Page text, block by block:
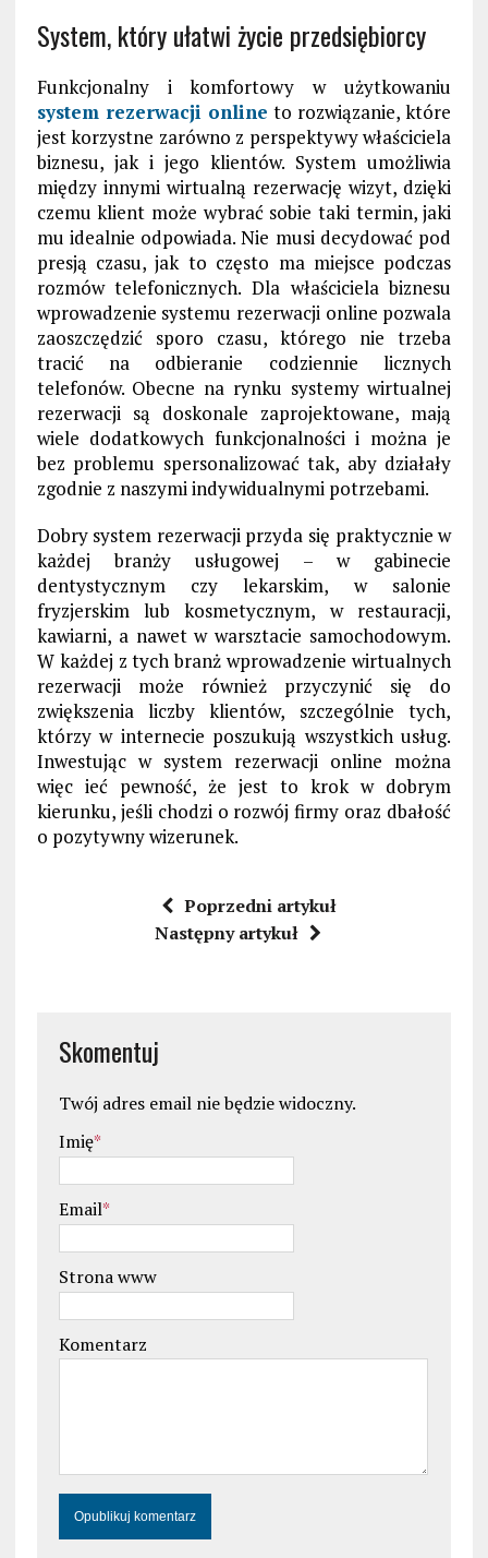
System, który ułatwi życie przedsiębiorcy
Funkcjonalny i komfortowy w użytkowaniu
system rezerwacji online to rozwiązanie, które
jest korzystne zarówno z perspektywy właściciela
biznesu, jak i jego klientów. System umożliwia
między innymi wirtualną rezerwację wizyt, dzięki
czemu klient może wybrać sobie taki termin, jaki
mu idealnie odpowiada. Nie musi decydować pod
presją czasu, jak to często ma miejsce podczas
rozmów telefonicznych. Dla właściciela biznesu
wprowadzenie systemu rezerwacji online pozwala
zaoszczędzić sporo czasu, którego nie trzeba
tracić na odbieranie codziennie licznych
telefonów. Obecne na rynku systemy wirtualnej
rezerwacji są doskonale zaprojektowane, mają
wiele dodatkowych funkcjonalności i można je
bez problemu spersonalizować tak, aby działały
zgodnie z naszymi indywidualnymi potrzebami.
Dobry system rezerwacji przyda się praktycznie w
każdej branży usługowej – w gabinecie
dentystycznym czy lekarskim, w salonie
fryzjerskim lub kosmetycznym, w restauracji,
kawiarni, a nawet w warsztacie samochodowym.
W każdej z tych branż wprowadzenie wirtualnych
rezerwacji może również przyczynić się do
zwiększenia liczby klientów, szczególnie tych,
którzy w internecie poszukują wszystkich usług.
Inwestując w system rezerwacji online można
więc ieć pewność, że jest to krok w dobrym
kierunku, jeśli chodzi o rozwój firmy oraz dbałość
o pozytywny wizerunek.
Poprzedni artykuł
Następny artykuł
Skomentuj
Twój adres email nie będzie widoczny.
Imię*
Email*
Strona www
Komentarz